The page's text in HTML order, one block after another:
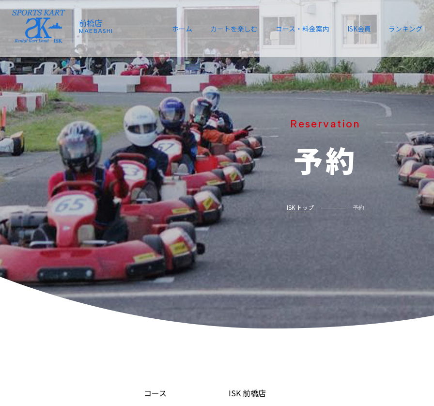
前橋店
MAEBASHI ホーム カートを楽しむ コース・料金案内 ISK会員 ランキング
Reservation
予約
ISK トップ 予約
コース ISK 前橋店